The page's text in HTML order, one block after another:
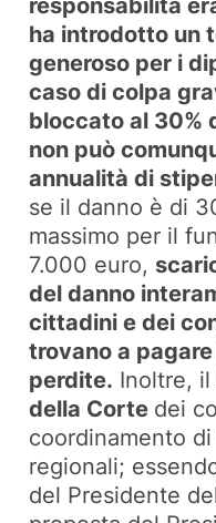
ha introdotto un
generoso per i
caso di colpa
bloccato al 30%
non può
annualità di
se il danno è di
massimo per il
7.000 euro,
del danno
cittadini e dei
trovano a
perdite. Inoltre, il
della Corte dei
coordinamento
regionali;
del Presidente